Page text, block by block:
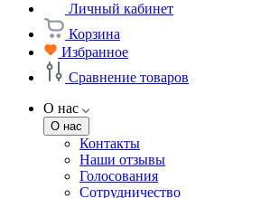
Личный кабинет
Корзина
Избранное
Сравнение товаров
О нас
О нас
Контакты
Наши отзывы
Голосования
Сотрудничество